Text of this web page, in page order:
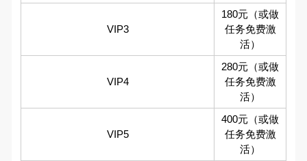
VIP3
180元（或做
任务免费激
活）
VIP4
280元（或做
任务免费激
活）
VIP5
400元（或做
任务免费激
活）